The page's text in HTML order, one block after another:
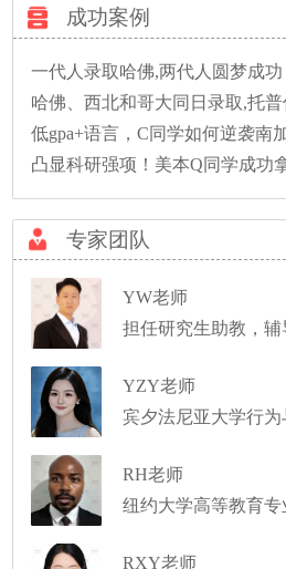
成功案例
一代人录取哈佛,两代人圆梦成功
哈佛、西北和哥大同日录取,托
低gpa+语言，C同学如何逆袭南
专家团队
YW老师
YZY老师
RH老师
纽约大学高等教育专
RXY老师